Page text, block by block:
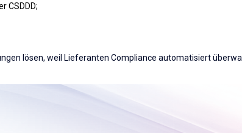
CSDDD;
lösen, weil Lieferanten Compliance automatisiert